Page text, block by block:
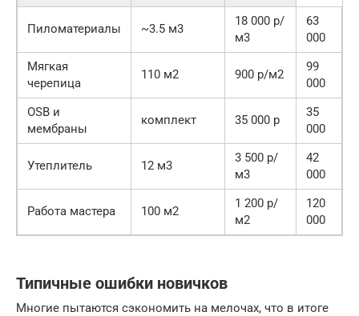
Пиломатериалы ~3.5 м3
18 000 р/
м3
63
000
Мягкая
черепица
110 м2 900 р/м2
99
000
OSB и
мембраны
комплект 35 000 р
35
000
Утеплитель 12 м3
3 500 р/
м3
42
000
Работа мастера 100 м2
1 200 р/
м2
120
000
Типичные ошибки новичков
Многие пытаются сэкономить на мелочах, что в итоге